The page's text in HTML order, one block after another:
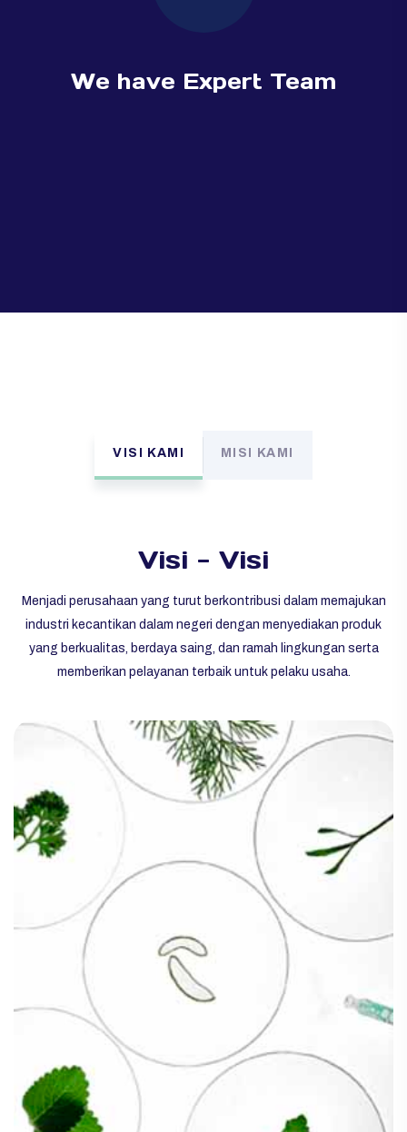
We have Expert Team
VISI KAMI MISI KAMI
Visi - Visi
Menjadi perusahaan yang turut berkontribusi dalam memajukan
industri kecantikan dalam negeri dengan menyediakan produk
yang berkualitas, berdaya saing, dan ramah lingkungan serta
memberikan pelayanan terbaik untuk pelaku usaha.